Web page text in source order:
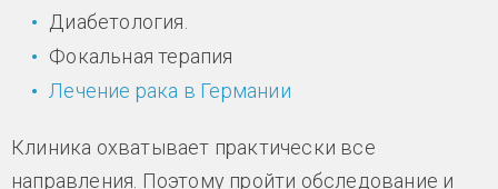
Диабетология.
Фокальная терапия
Лечение рака в Германии
Клиника охватывает практически все
направления. Поэтому пройти обследование и